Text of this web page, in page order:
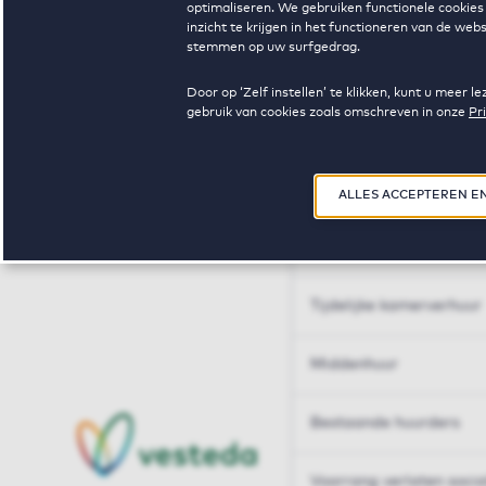
optimaliseren. We gebruiken functionele
inzicht te krijgen in het functioneren van de
stemmen op uw surfgedrag.
Door op ‘Zelf instellen’ te klikken, kunt u meer
gebruik van cookies zoals omschreven in onze
ALLES ACCEPTEREN
Huren op maat
Tijdelijke kamerverhuur
Middenhuur
Bestaande huurders
Voorrang verlaten